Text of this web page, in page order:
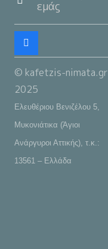
εμάς
© kafetzis-nimata.gr
2025
Ελευθέριου Βενιζέλου 5,
Μυκονιάτικα (Άγιοι
Ανάργυροι Αττικής), τ.κ.:
13561 – Ελλάδα